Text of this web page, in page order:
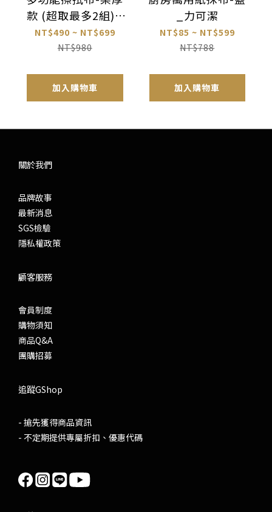
款 (超取最多2組)_
力可潔
NT$490 ~ NT$699
NT$980
加入購物車
_力可潔
NT$85 ~ NT$599
NT$788
加入購物車
關於我們
品牌故事
最新消息
SGS檢驗
隱私權政策
顧客服務
會員制度
購物須知
商品Q&A
團購招募
追蹤GShop
- 搶先獲得商品資訊
- 不定期提供專屬折扣、優惠代碼